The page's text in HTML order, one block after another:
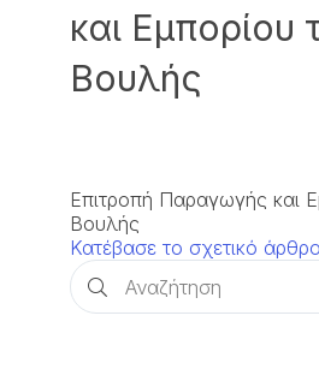
και Εμπορίου
Βουλής
Επιτροπή Παραγωγής και
Βουλής
Κατέβασε το σχετικό